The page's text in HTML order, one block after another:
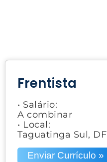
Frentista
• Salário:
A combinar
• Local:
Taguatinga Sul, DF
Enviar Currículo »